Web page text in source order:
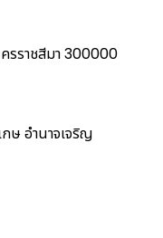
รราชสีมา 300000
ษ อำนาจเจริญ